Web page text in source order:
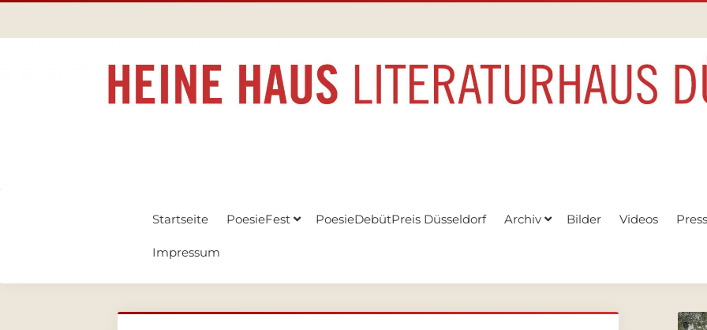
Startseite PoesieFest PoesieDebütPreis Düsseldorf Archiv Bilder Videos
Impressum